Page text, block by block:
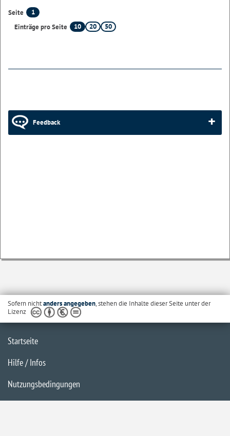
Seite
1
Einträge pro Seite
10 20 50
Feedback
Sofern nichtanders angegeben, stehen die Inhalte dieser Seite unter der
Lizenz
Startseite
Hilfe / Infos
Nutzungsbedingungen